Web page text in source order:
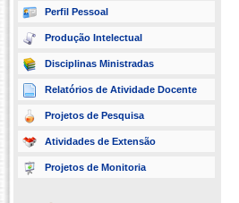
Perfil Pessoal
Produção Intelectual
Disciplinas Ministradas
Relatórios de Atividade Docente
Projetos de Pesquisa
Atividades de Extensão
Projetos de Monitoria